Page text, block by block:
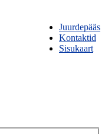
Juurdepääs
Kontaktid
Sisukaart